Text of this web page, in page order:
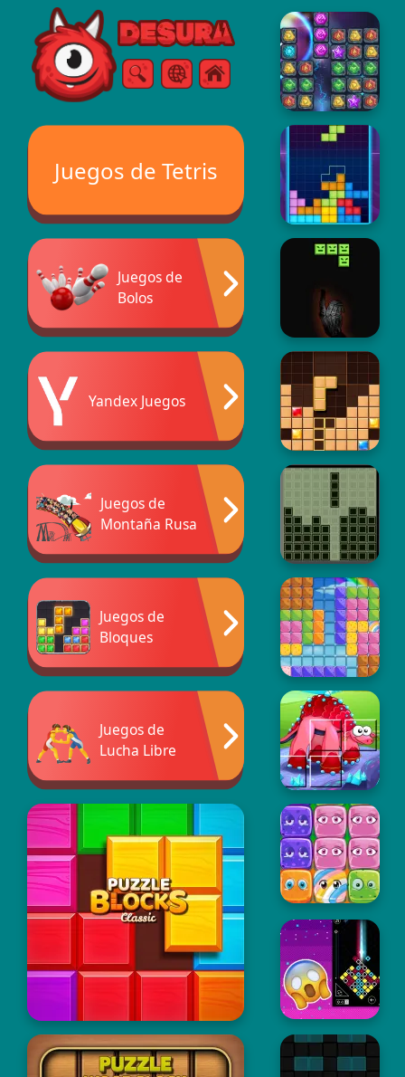
Free Online Games
BuscarMenú
Juegos de Tetris
Juegos de
Bolos
Yandex Juegos
Juegos de
Montaña Rusa
Juegos de
Bloques
Juegos de
Lucha Libre